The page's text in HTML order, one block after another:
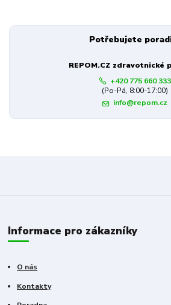
Potřebujete
REPOM.CZ zdravotnické
+420 775 660 333
(Po-Pá, 8:00-17:00)
info@repom.cz
Informace pro zákazníky
O nás
Kontakty